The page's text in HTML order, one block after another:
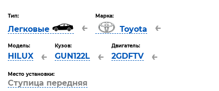
Тип:
Легковые ←
Марка:
Toyota ←
Модель:
HILUX ←
Кузов:
GUN122L ←
Двигатель:
2GDFTV ←
Место установки:
Ступица передняя